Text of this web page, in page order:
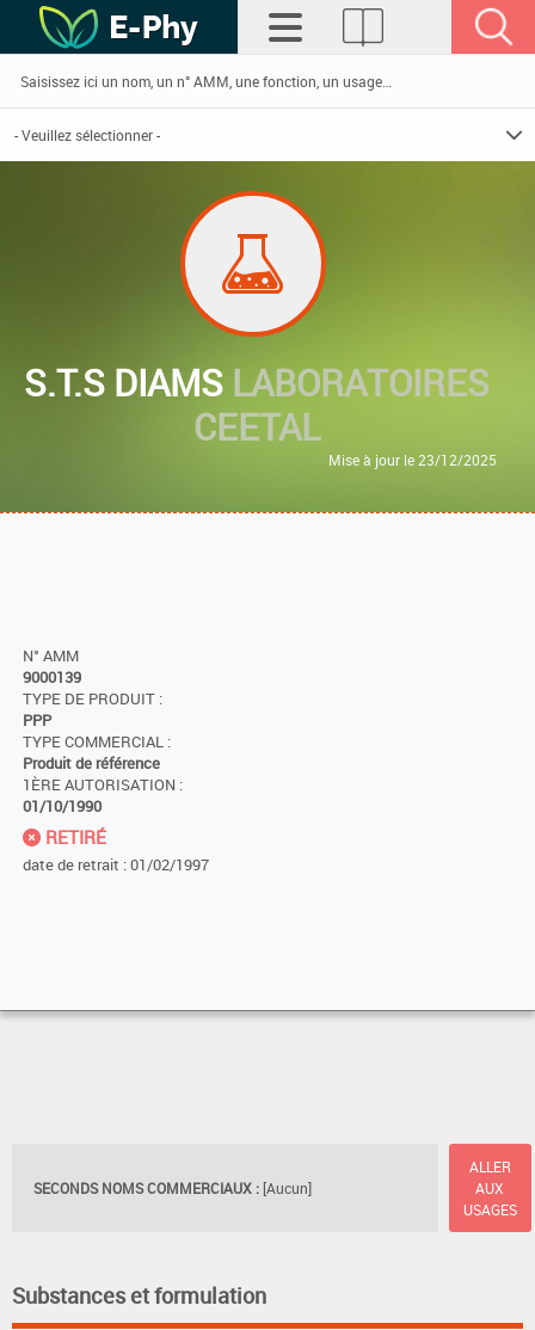
S.T.S DIAMS LABORATOIRES
CEETAL
Mise à jour le 23/12/2025
N° AMM
9000139
TYPE DE PRODUIT :
PPP
TYPE COMMERCIAL :
Produit de référence
1ÈRE AUTORISATION :
01/10/1990
RETIRÉ
date de retrait : 01/02/1997
SECONDS NOMS COMMERCIAUX : [Aucun]
ALLER
AUX
USAGES
Substances et formulation